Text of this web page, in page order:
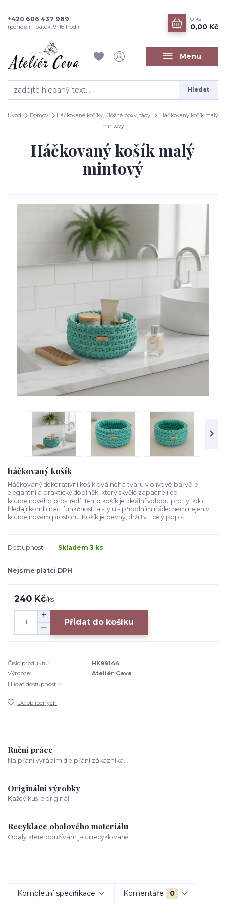
Menu
Hledat
+420 606 437 989
(pondělí - pátek, 9-16 hod.)
0 ks
0,00 Kč
Úvod Domov Háčkované košíky, úložné boxy, tácy
Háčkovaný košík malý
mintový
Háčkovaný košík malý
mintový
háčkovaný košík
Háčkovaný dekorativní košík oválného tvaru v olivové barvě je
elegantní a praktický doplněk, který skvěle zapadne i do
koupelnového prostředí. Tento košík je ideální volbou pro ty, kdo
hledají kombinaci funkčnosti a stylu s přírodním nádechem nejen v
koupelnovém prostoru. Košík je pevný, drží tv... celý popis
Dostupnost Skladem 3 ks
Nejsme plátci DPH
240 Kč/ks
Přidat do košíku
Číslo produktu:
HK99144
Výrobce:
Ateliér Ceva
Hlídat dostupnost ✅
Do oblíbených
Ruční práce
Na přání vyrábím dle přání zákazníka.
Originální výrobky
Každý kus je originál.
Recyklace obalového materiálu
Obaly které používám jsou recyklované.
Kompletní specifikace Komentáře 0